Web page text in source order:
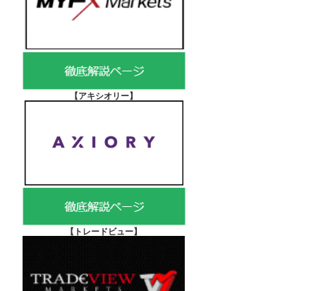
【アキシオリー】
【 トレードビュー】